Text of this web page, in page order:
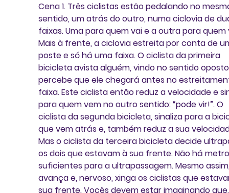
Cena 1. Três ciclistas estão pedalando no
sentido, um atrás do outro, numa ciclovia de
faixas. Uma para quem vai e a outra para
Mais à frente, a ciclovia estreita por conta de
poste e só há uma faixa. O ciclista da primeira
bicicleta avista alguém, vindo no sentido
percebe que ele chegará antes no
faixa. Este ciclista então reduz a velocidade e
para quem vem no outro sentido: “pode vir!”. O
ciclista da segunda bicicleta, sinaliza para a
que vem atrás e, também reduz a sua
Mas o ciclista da terceira bicicleta decide
os dois que estavam à sua frente. Não há
suficientes para a ultrapassagem. Mesmo
avança e, nervoso, xinga os ciclistas que
sua frente. Vocês devem estar imaginando